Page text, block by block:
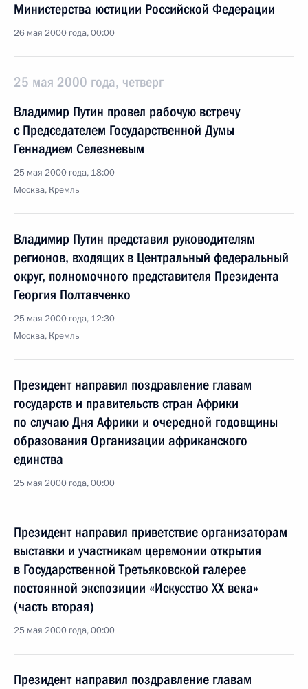
Министерства юстиции Российской Федерации
26 мая 2000 года, 00:00
25 мая 2000 года, четверг
Владимир Путин провел рабочую встречу
с Председателем Государственной Думы
Геннадием Селезневым
25 мая 2000 года, 18:00
Москва, Кремль
Владимир Путин представил руководителям
регионов, входящих в Центральный федеральный
округ, полномочного представителя Президента
Георгия Полтавченко
25 мая 2000 года, 12:30
Москва, Кремль
Президент направил поздравление главам
государств и правительств стран Африки
по случаю Дня Африки и очередной годовщины
образования Организации африканского
единства
25 мая 2000 года, 00:00
Президент направил приветствие организаторам
выставки и участникам церемонии открытия
в Государственной Третьяковской галерее
постоянной экспозиции «Искусство ХХ века»
(часть вторая)
25 мая 2000 года, 00:00
Президент направил поздравление главам